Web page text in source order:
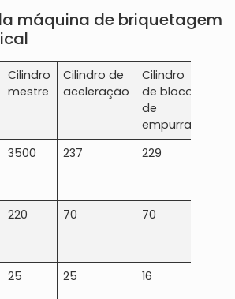
máquina de briquetagem
Cilindro
mestre
Cilindro de
aceleração
Cilindro
de bloco
de
empurrar
3500 237 229
220 70 70
25 25 16